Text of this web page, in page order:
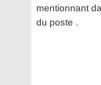
mentionnant
du poste .